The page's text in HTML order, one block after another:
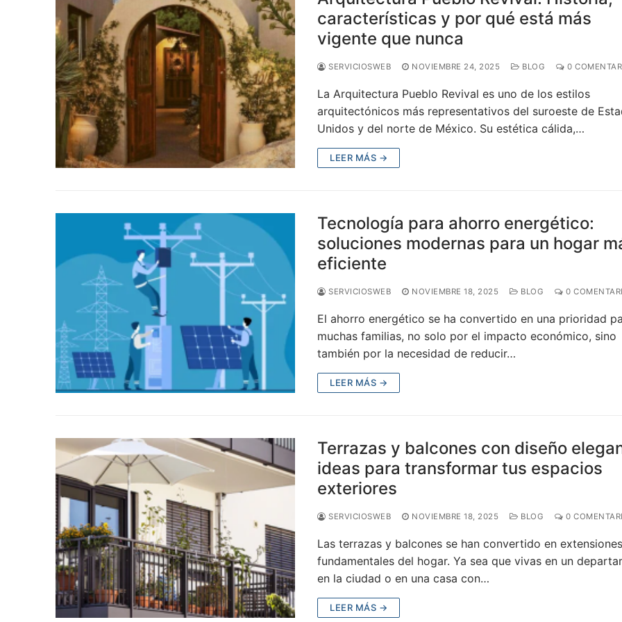
características y por qué está más
vigente que nunca
SERVICIOSWEB NOVIEMBRE 24, 2025 BLOG 0
La Arquitectura Pueblo Revival es uno de los estilos
arquitectónicos más representativos del suroeste de
Unidos y del norte de México. Su estética cálida,…
LEER MÁS →
Tecnología para ahorro energético:
soluciones modernas para un hogar
eficiente
SERVICIOSWEB NOVIEMBRE 18, 2025 BLOG 0
El ahorro energético se ha convertido en una prioridad
muchas familias, no solo por el impacto económico, sino
también por la necesidad de reducir…
LEER MÁS →
Terrazas y balcones con diseño
ideas para transformar tus espacios
exteriores
SERVICIOSWEB NOVIEMBRE 18, 2025 BLOG 0
Las terrazas y balcones se han convertido en extensiones
fundamentales del hogar. Ya sea que vivas en un
en la ciudad o en una casa con…
LEER MÁS →